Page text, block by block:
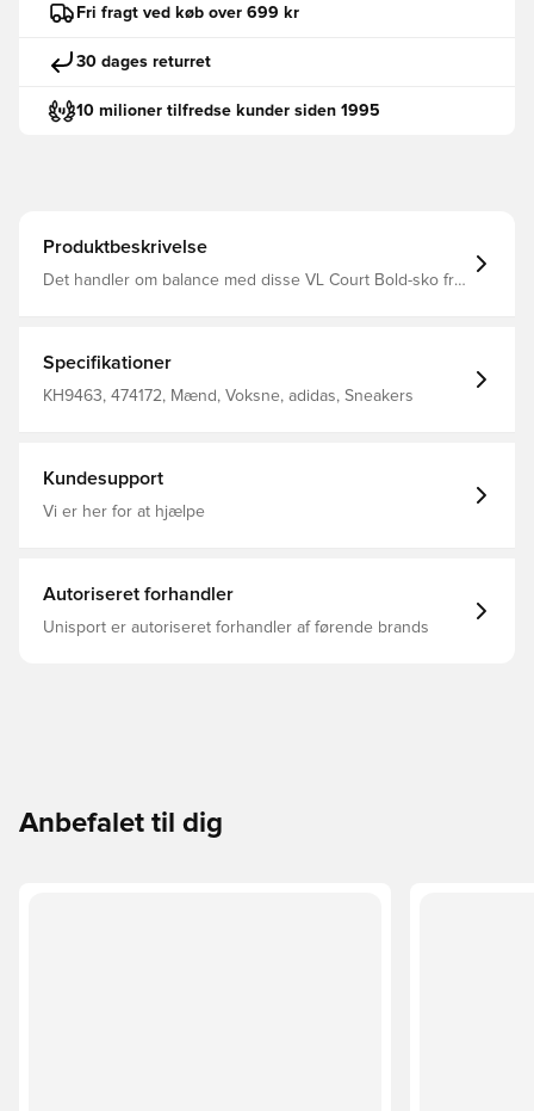
Fri fragt ved køb over 699 kr
30 dages returret
10 milioner tilfredse kunder siden 1995
Produktbeskrivelse
Det handler om balance med disse VL Court Bold-sko fra
slidstærk ydersål i gummi forenes for at give ustoppelig
komfort til dine daglige bevægelser. Almindelig pasform
Snørelukning Overdel i læder For i tekstil Ydersål i gummi
Specifikationer
KH9463, 474172, Mænd, Voksne, adidas, Sneakers
Kundesupport
Vi er her for at hjælpe
Autoriseret forhandler
Unisport er autoriseret forhandler af førende brands
Anbefalet til dig